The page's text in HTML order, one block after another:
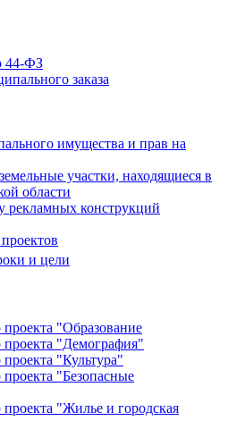
44-ФЗ
заказа
имущества и прав на
участки, находящиеся в
области
рекламных конструкций
и цели
проекта "Образование
проекта "Демография"
"Культура"
"Безопасные
"Жилье и городская